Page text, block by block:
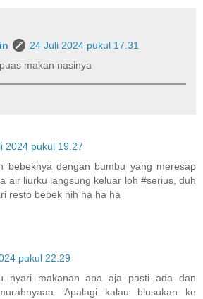
24 Juli 2024 pukul 17.31
makan nasinya
2024 pukul 19.27
bebeknya dengan bumbu yang meresap
air liurku langsung keluar loh #serius, duh
resto bebek nih ha ha ha
pukul 22.29
nyari makanan apa aja pasti ada dan
Apalagi kalau blusukan ke